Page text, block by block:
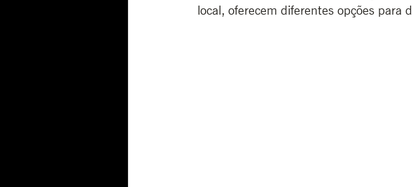
local, oferecem diferentes opções para